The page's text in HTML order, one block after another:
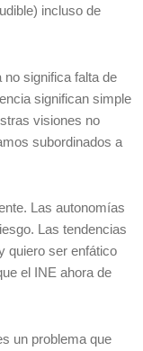
incluso de
no significa falta de
significan simple
visiones no
subordinados a
Las autonomías
Las tendencias
quiero ser enfático
el INE ahora de
un problema que